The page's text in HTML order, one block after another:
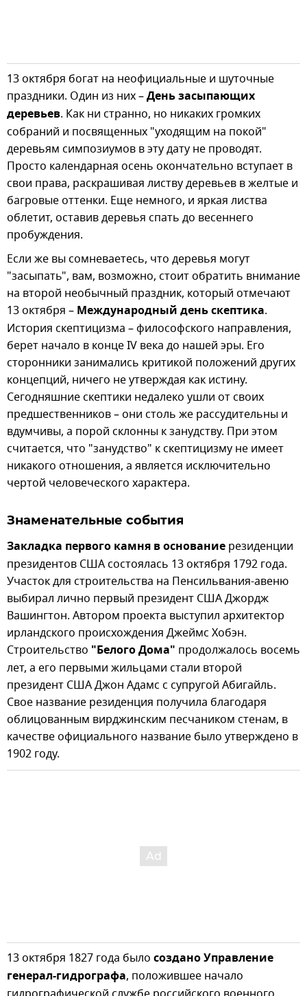
13 октября богат на неофициальные и шуточные
праздники. Один из них –День засыпающих
деревьев. Как ни странно, но никаких громких
собраний и посвященных "уходящим на покой"
деревьям симпозиумов в эту дату не проводят.
Просто календарная осень окончательно вступает в
свои права, раскрашивая листву деревьев в желтые и
багровые оттенки. Еще немного, и яркая листва
облетит, оставив деревья спать до весеннего
пробуждения.
Если же вы сомневаетесь, что деревья могут
"засыпать", вам, возможно, стоит обратить внимание
на второй необычный праздник, который отмечают
13 октября – Международный день скептика.
История скептицизма – философского направления,
берет начало в конце IV века до нашей эры. Его
сторонники занимались критикой положений других
концепций, ничего не утверждая как истину.
Сегодняшние скептики недалеко ушли от своих
предшественников – они столь же рассудительны и
вдумчивы, а порой склонны к занудству. При этом
считается, что "занудство" к скептицизму не имеет
никакого отношения, а является исключительно
чертой человеческого характера.
Знаменательные события
Закладка первого камня в основание резиденции
президентов США состоялась 13 октября 1792 года.
Участок для строительства на Пенсильвания-авеню
выбирал лично первый президент США Джордж
Вашингтон. Автором проекта выступил архитектор
ирландского происхождения Джеймс Хобэн.
Строительство "Белого Дома" продолжалось восемь
лет, а его первыми жильцами стали второй
президент США Джон Адамс с супругой Абигайль.
Свое название резиденция получила благодаря
облицованным вирджинским песчаником стенам, в
качестве официального название было утверждено в
1902 году.
13 октября 1827 года было создано Управление
генерал-гидрографа, положившее начало